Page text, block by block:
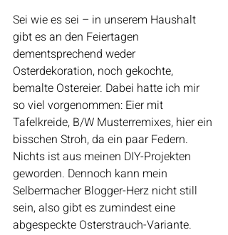
Sei wie es sei – in unserem Haushalt
gibt es an den Feiertagen
dementsprechend weder
Osterdekoration, noch gekochte,
bemalte Ostereier. Dabei hatte ich mir
so viel vorgenommen: Eier mit
Tafelkreide, B/W Musterremixes, hier ein
bisschen Stroh, da ein paar Federn.
Nichts ist aus meinen DIY-Projekten
geworden. Dennoch kann mein
Selbermacher Blogger-Herz nicht still
sein, also gibt es zumindest eine
abgespeckte Osterstrauch-Variante.